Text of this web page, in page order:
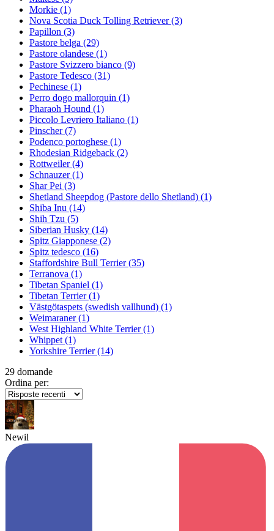
Morkie (1)
Nova Scotia Duck Tolling Retriever(3)
Papillon (3)
Pastore belga (29)
Pastore olandese (1)
Pastore Svizzero bianco (9)
Pastore Tedesco (31)
Pechinese (1)
Perro dogo mallorquin (1)
Pharaoh Hound (1)
Piccolo Levriero Italiano (1)
Pinscher(7)
Podenco portoghese (1)
Rhodesian Ridgeback (2)
Rottweiler(4)
Schnauzer(1)
Shar Pei (3)
Shetland Sheepdog (Pastore dello Shetland) (1)
Shiba Inu (14)
Shih Tzu (5)
Siberian Husky (14)
Spitz Giapponese (2)
Spitz tedesco (16)
Staffordshire Bull Terrier(35)
Terranova (1)
Tibetan Spaniel (1)
Tibetan Terrier(1)
Västgötaspets (swedish vallhund) (1)
Weimaraner(1)
West Highland White Terrier(1)
Whippet (1)
Yorkshire Terrier(14)
29 domande
Ordina per:
Newil